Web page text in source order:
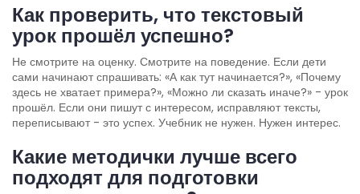
Как проверить, что текстовый
урок прошёл успешно?
Не смотрите на оценку. Смотрите на поведение. Если дети
сами начинают спрашивать: «А как тут начинается?», «Почему
здесь не хватает примера?», «Можно ли сказать иначе?» - урок
прошёл. Если они пишут с интересом, исправляют тексты,
переписывают - это успех. Учебник не нужен. Нужен интерес.
Какие методички лучше всего
подходят для подготовки